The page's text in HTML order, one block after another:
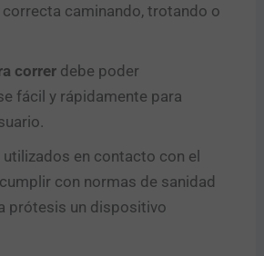
correcta caminando, trotando o
correr debe poder
fácil y rápidamente para
en contacto con el
con normas de sanidad
prótesis un dispositivo